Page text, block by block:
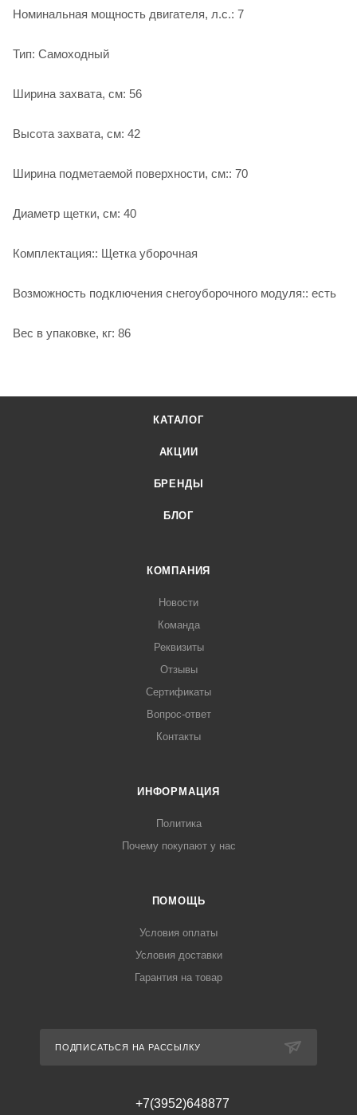
Номинальная мощность двигателя, л.с.: 7
Тип: Самоходный
Ширина захвата, см: 56
Высота захвата, см: 42
Ширина подметаемой поверхности, см:: 70
Диаметр щетки, см: 40
Комплектация:: Щетка уборочная
Возможность подключения снегоуборочного модуля:: есть
Вес в упаковке, кг: 86
КАТАЛОГ
АКЦИИ
БРЕНДЫ
БЛОГ
КОМПАНИЯ
Новости
Команда
Реквизиты
Отзывы
Сертификаты
Вопрос-ответ
Контакты
ИНФОРМАЦИЯ
Политика
Почему покупают у нас
ПОМОЩЬ
Условия оплаты
Условия доставки
Гарантия на товар
ПОДПИСАТЬСЯ НА РАССЫЛКУ
+7(3952)648877